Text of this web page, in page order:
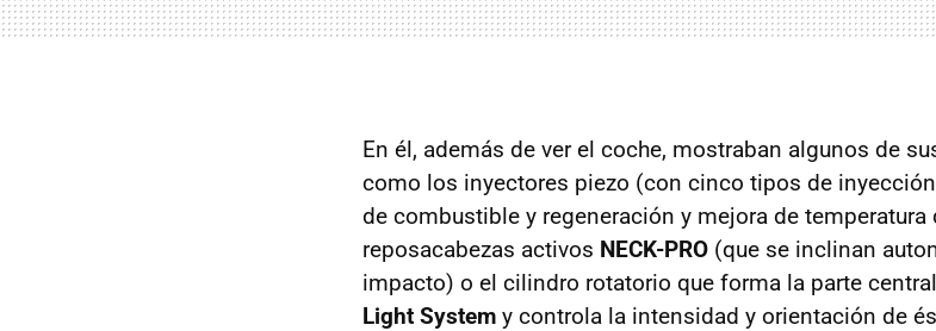
En él, además de ver el coche, mostraban algunos de
como los inyectores piezo (con cinco tipos de
de combustible y regeneración y mejora de temperatura
reposacabezas activos NECK-PRO (que se inclinan
impacto) o el cilindro rotatorio que forma la parte
Light System y controla la intensidad y orientación de